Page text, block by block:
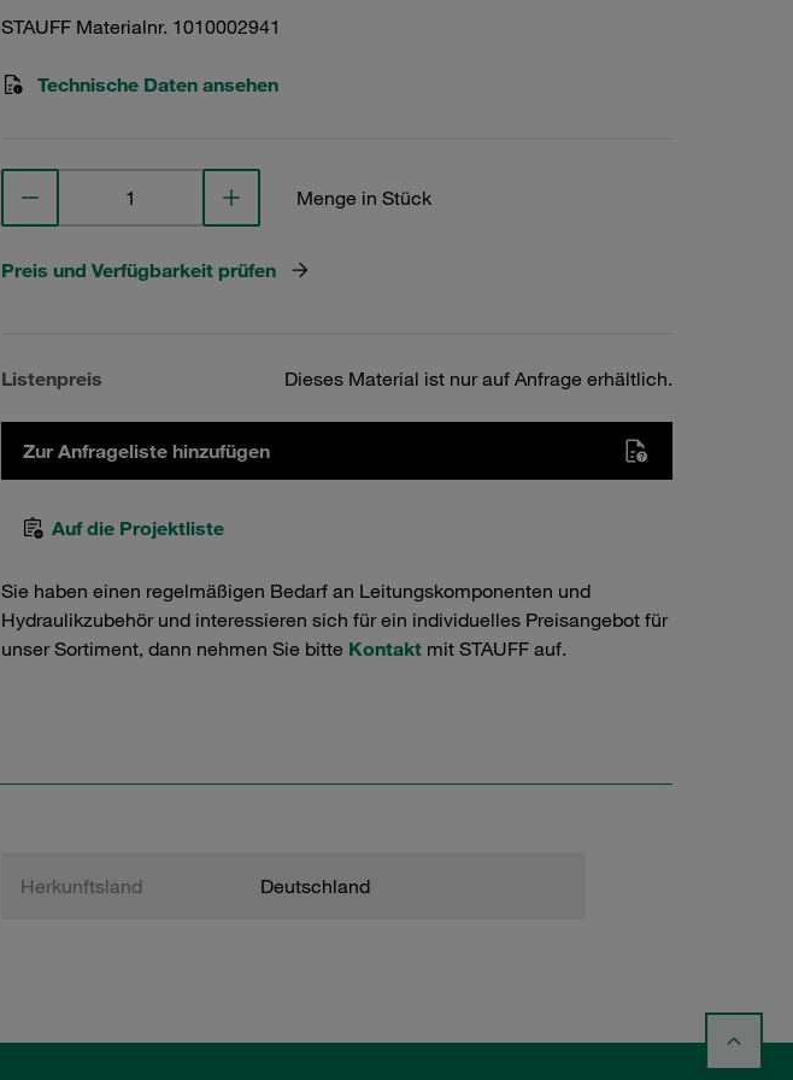
STAUFF Materialnr. 1010002941
Technische Daten ansehen
Menge in Stück
Preis und Verfügbarkeit prüfen
Listenpreis Dieses Material ist nur auf Anfrage erhältlich.
Zur Anfrageliste hinzufügen
Auf die Projektliste
Sie haben einen regelmäßigen Bedarf an Leitungskomponenten und
Hydraulikzubehör und interessieren sich für ein individuelles Preisangebot für
unser Sortiment, dann nehmen Sie bitte Kontakt mit STAUFF auf.
Herkunftsland Deutschland